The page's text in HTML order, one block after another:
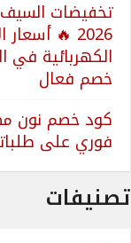
تخفيضات السيف
2026 🔥
الكهربائية في
خصم فعال
كود خصم نون
فوري على
تصنيفات